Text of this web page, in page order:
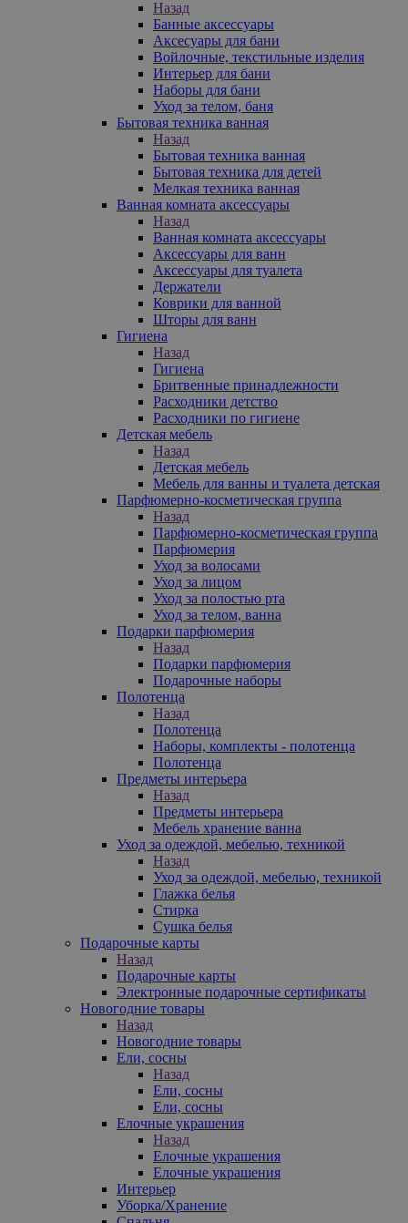
Назад
Банные аксессуары
Аксесуары для бани
Войлочные, текстильные изделия
Интерьер для бани
Наборы для бани
Уход за телом, баня
Бытовая техника ванная
Назад
Бытовая техника ванная
Бытовая техника для детей
Мелкая техника ванная
Ванная комната аксессуары
Назад
Ванная комната аксессуары
Аксессуары для ванн
Аксессуары для туалета
Держатели
Коврики для ванной
Шторы для ванн
Гигиена
Назад
Гигиена
Бритвенные принадлежности
Расходники детство
Расходники по гигиене
Детская мебель
Назад
Детская мебель
Мебель для ванны и туалета детская
Парфюмерно-косметическая группа
Назад
Парфюмерно-косметическая группа
Парфюмерия
Уход за волосами
Уход за лицом
Уход за полостью рта
Уход за телом, ванна
Подарки парфюмерия
Назад
Подарки парфюмерия
Подарочные наборы
Полотенца
Назад
Полотенца
Наборы, комплекты - полотенца
Полотенца
Предметы интерьера
Назад
Предметы интерьера
Мебель хранение ванна
Уход за одеждой, мебелью, техникой
Назад
Уход за одеждой, мебелью, техникой
Глажка белья
Стирка
Сушка белья
Подарочные карты
Назад
Подарочные карты
Электронные подарочные сертификаты
Новогодние товары
Назад
Новогодние товары
Ели, сосны
Назад
Ели, сосны
Ели, сосны
Елочные украшения
Назад
Елочные украшения
Елочные украшения
Интерьер
Уборка/Хранение